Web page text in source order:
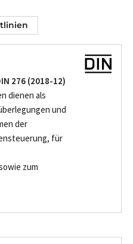
276 (2018-12)
dienen als
und
der
für
zum